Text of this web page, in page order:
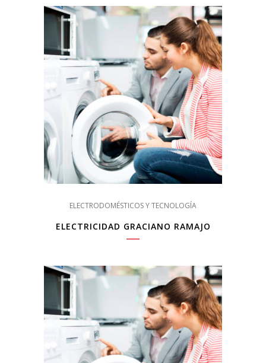
ELECTRODOMÉSTICOS Y TECNOLOGÍA
ELECTRICIDAD GRACIANO RAMAJO